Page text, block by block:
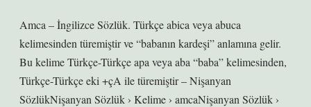
Amca – İngilizce Sözlük. Türkçe abica veya abuca
kelimesinden türemiştir ve “babanın kardeşi” anlamına gelir.
Bu kelime Türkçe-Türkçe apa veya aba “baba” kelimesinden,
Türkçe-Türkçe eki +çA ile türemiştir – Nişanyan
SözlükNişanyan Sözlük › Kelime › amcaNişanyan Sözlük ›